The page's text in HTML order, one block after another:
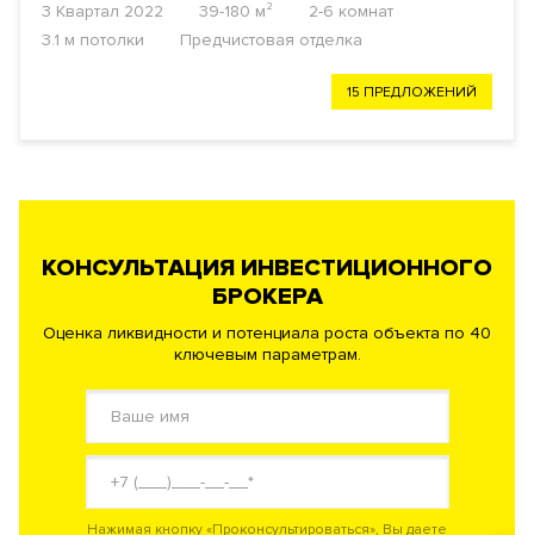
3 Квартал 2022
39-180 м²
2-6 комнат
3.1 м потолки
Предчистовая отделка
15 ПРЕДЛОЖЕНИЙ
КОНСУЛЬТАЦИЯ ИНВЕСТИЦИОННОГО
БРОКЕРА
Оценка ликвидности и потенциала роста объекта по 40
ключевым параметрам.
Нажимая кнопку «Проконсультироваться», Вы даете